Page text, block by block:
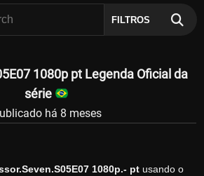
FILTROS
1080p pt Legenda Oficial da
série
há 8 meses
1080p.- pt usando o